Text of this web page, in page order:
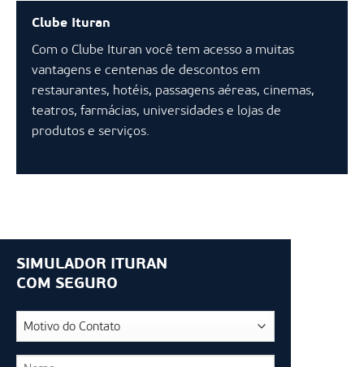
Clube Ituran
Com o Clube Ituran você tem acesso a muitas
vantagens e centenas de descontos em
restaurantes, hotéis, passagens aéreas, cinemas,
teatros, farmácias, universidades e lojas de
produtos e serviços.
SIMULADOR ITURAN
COM SEGURO